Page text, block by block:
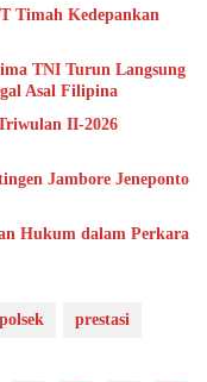
Timah Kedepankan
TNI Turun Langsung
Asal Filipina
II-2026
Jambore Jeneponto
Hukum dalam Perkara
polsek prestasi